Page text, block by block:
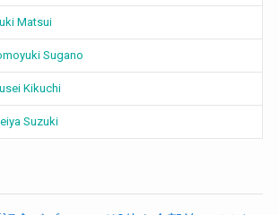
Matsui
Sugano
Kikuchi
Suzuki